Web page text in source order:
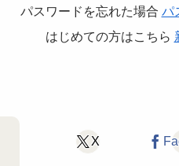
パスワードを忘れた場合 パ
はじめての方はこちら
X